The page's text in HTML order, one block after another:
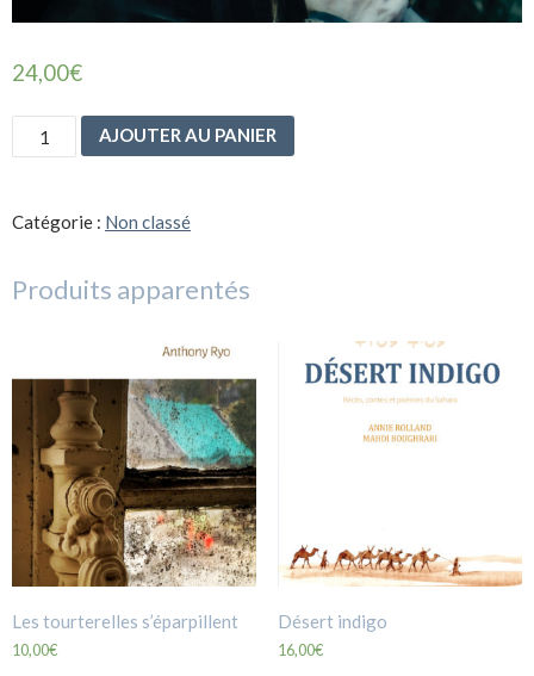
24,00€
combattantes
AJOUTER AU PANIER
Catégorie : Non classé
Produits apparentés
Les tourterelles s’éparpillent
10,00€
Désert indigo
16,00€